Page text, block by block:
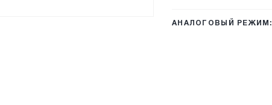
АНАЛОГОВЫЙ РЕЖИМ: